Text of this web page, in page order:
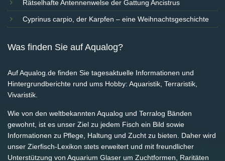
Rätselhafte Antennenwelse der Gattung Ancistrus
Cyprinus carpio, der Karpfen – eine Weihnachtsgeschichte
Was finden Sie auf Aqualog?
Auf Aqualog.de finden Sie tagesaktuelle Informationen und
Hintergrundberichte rund ums Hobby: Aquaristik, Terraristik,
Vivaristik.
Wie von den weltbekannten Aqualog und Terralog Bänden
gewohnt, ist es unser Ziel zu jedem Fisch ein Bild sowie
Informationen zu Pflege, Haltung und Zucht zu bieten. Daher wird
unser Zierfisch-Lexikon stets erweitert und mit freundlicher
Unterstützung von Aquarium Glaser um Zuchtformen, Raritäten